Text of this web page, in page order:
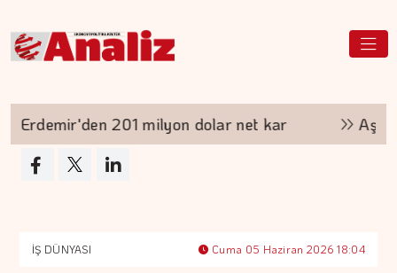
201 milyon dolar net kar Aşırı
İŞ DÜNYASI Cuma 05 Haziran 2026 18:04